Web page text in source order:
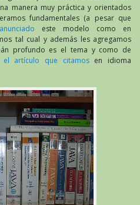
manera muy práctica y orientados
fundamentales (a pesar que
este modelo como en
tal cual y además les agregamos
profundo es el tema y como de
artículo que citamosen idioma